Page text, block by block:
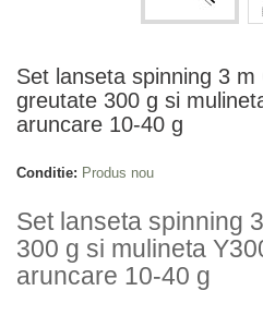
Set lanseta spinning 3 m
greutate 300 g si
aruncare 10-40 g
Conditie: Produs nou
Set lanseta spinning
300 g si mulineta
aruncare 10-40 g